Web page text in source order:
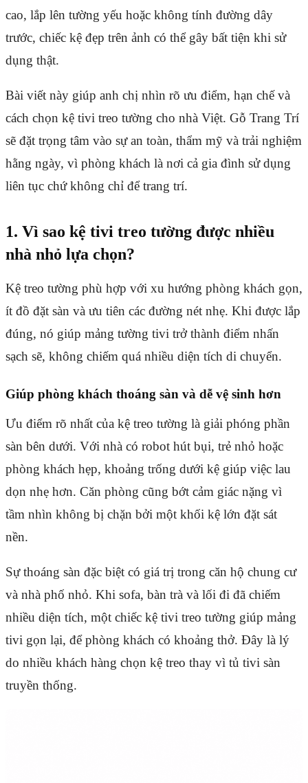
cao, lắp lên tường yếu hoặc không tính đường dây
trước, chiếc kệ đẹp trên ảnh có thể gây bất tiện khi sử
dụng thật.
Bài viết này giúp anh chị nhìn rõ ưu điểm, hạn chế và
cách chọn kệ tivi treo tường cho nhà Việt. Gỗ Trang Trí
sẽ đặt trọng tâm vào sự an toàn, thẩm mỹ và trải nghiệm
hằng ngày, vì phòng khách là nơi cả gia đình sử dụng
liên tục chứ không chỉ để trang trí.
1. Vì sao kệ tivi treo tường được nhiều
nhà nhỏ lựa chọn?
Kệ treo tường phù hợp với xu hướng phòng khách gọn,
ít đồ đặt sàn và ưu tiên các đường nét nhẹ. Khi được lắp
đúng, nó giúp mảng tường tivi trở thành điểm nhấn
sạch sẽ, không chiếm quá nhiều diện tích di chuyển.
Giúp phòng khách thoáng sàn và dễ vệ sinh hơn
Ưu điểm rõ nhất của kệ treo tường là giải phóng phần
sàn bên dưới. Với nhà có robot hút bụi, trẻ nhỏ hoặc
phòng khách hẹp, khoảng trống dưới kệ giúp việc lau
dọn nhẹ hơn. Căn phòng cũng bớt cảm giác nặng vì
tầm nhìn không bị chặn bởi một khối kệ lớn đặt sát
nền.
Sự thoáng sàn đặc biệt có giá trị trong căn hộ chung cư
và nhà phố nhỏ. Khi sofa, bàn trà và lối đi đã chiếm
nhiều diện tích, một chiếc kệ tivi treo tường giúp mảng
tivi gọn lại, để phòng khách có khoảng thở. Đây là lý
do nhiều khách hàng chọn kệ treo thay vì tủ tivi sàn
truyền thống.